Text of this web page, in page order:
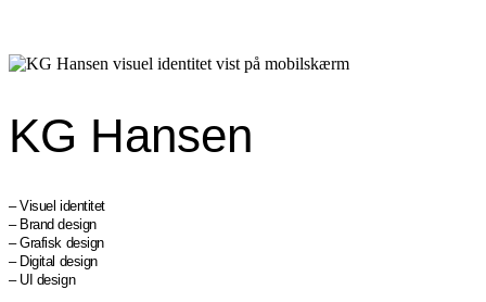
KG Hansen
– Visuel identitet
– Brand design
– Grafisk design
– Digital design
– UI design